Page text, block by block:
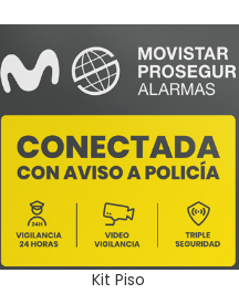
Kit Piso